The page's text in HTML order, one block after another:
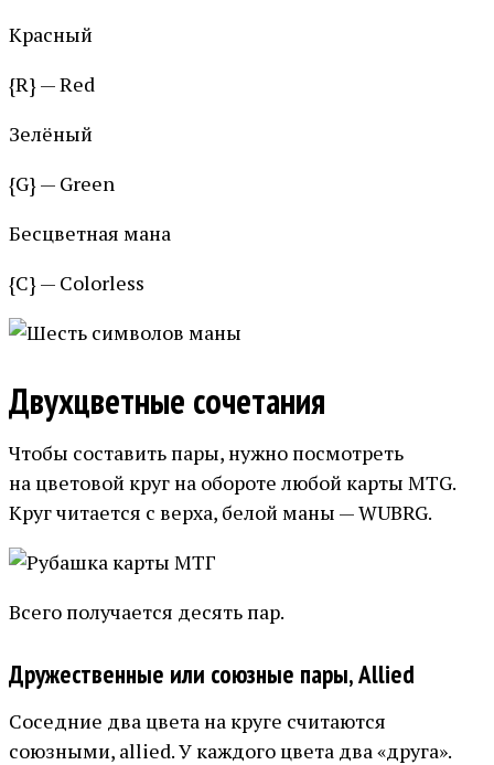
Красный
{R} — Red
Зелёный
{G} — Green
Бесцветная мана
{C} — Colorless
Двухцветные сочетания
Чтобы составить пары, нужно посмотреть
на цветовой круг на обороте любой карты MTG.
Круг читается с верха, белой маны — WUBRG.
Всего получается десять пар.
Дружественные или союзные пары, Allied
Соседние два цвета на круге считаются
союзными, allied. У каждого цвета два «друга».